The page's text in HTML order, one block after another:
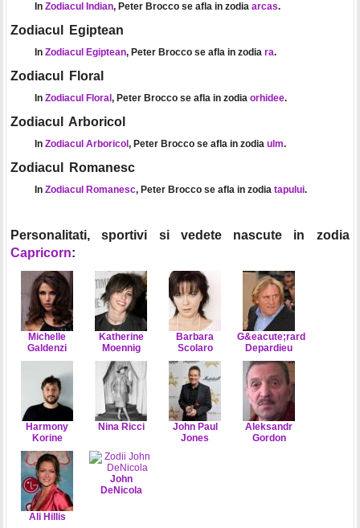
In Zodiacul Indian, Peter Brocco se afla in zodia arcas.
Zodiacul Egiptean
In Zodiacul Egiptean, Peter Brocco se afla in zodia ra.
Zodiacul Floral
In Zodiacul Floral , Peter Brocco se afla in zodia orhidee.
Zodiacul Arboricol
In Zodiacul Arboricol , Peter Brocco se afla in zodia ulm.
Zodiacul Romanesc
In Zodiacul Romanesc, Peter Brocco se afla in zodia tapului.
Personalitati, sportivi si vedete nascute in zodia
Capricorn:
Michelle
Galdenzi
Katherine
Moennig
Barbara
Scolaro
G&eacute;rard
Depardieu
Harmony
Korine
Nina Ricci
John Paul
Jones
Aleksandr
Gordon
Ali Hillis
John
DeNicola